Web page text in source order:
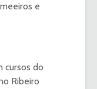
e
cursos do
Ribeiro